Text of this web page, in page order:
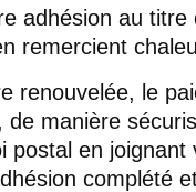
adhésion au titre
remercient
renouvelée, le
manière
postal en joignant
complété